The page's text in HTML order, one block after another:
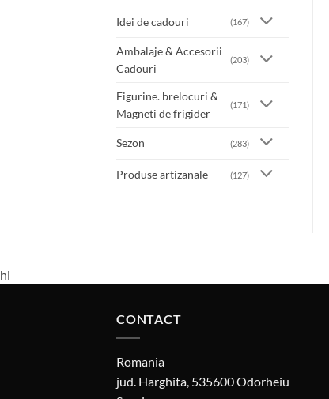
Idei de cadouri (167)
Ambalaje & Accesorii
Cadouri
(203)
Figurine. brelocuri &
Magneti de frigider
(171)
Sezon (283)
Produse artizanale (127)
hi
CONTACT
Romania
jud. Harghita, 535600 Odorheiu